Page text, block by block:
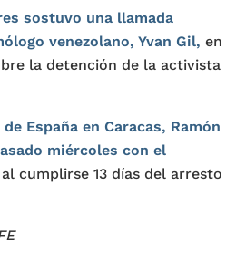
sostuvo una llamada
venezolano, Yvan Gil, en
la detención de la activista
España en Caracas, Ramón
miércoles con el
al cumplirse 13 días del arresto